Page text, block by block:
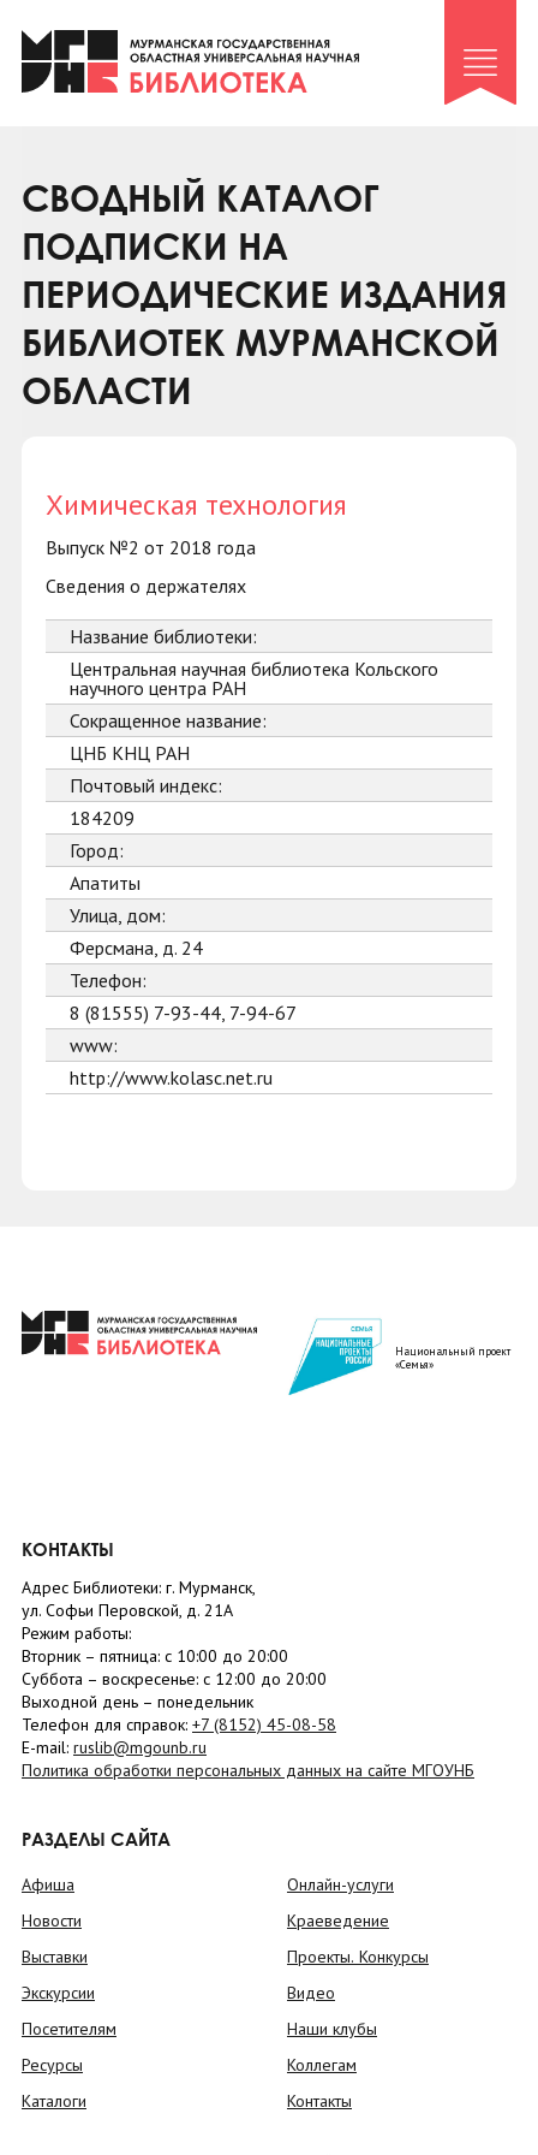
Клуб «Гиря и сельдерей»
Клуб «Семейный архив»
Коллегам
Контакты
СВОДНЫЙ КАТАЛОГ
ПОДПИСКИ НА
ПЕРИОДИЧЕСКИЕ ИЗДАНИЯ
БИБЛИОТЕК МУРМАНСКОЙ
ОБЛАСТИ
Химическая технология
Выпуск №2 от 2018 года
Сведения о держателях
Название библиотеки:
Центральная научная библиотека Кольского
научного центра РАН
Сокращенное название:
ЦНБ КНЦ РАН
Почтовый индекс:
184209
Город:
Апатиты
Улица, дом:
Ферсмана, д. 24
Телефон:
8 (81555) 7-93-44, 7-94-67
www:
http://www.kolasc.net.ru
Национальный проект
«Семья»
КОНТАКТЫ
Адрес Библиотеки: г. Мурманск,
ул. Софьи Перовской, д. 21А
Режим работы:
Вторник – пятница: с 10:00 до 20:00
Суббота – воскресенье: c 12:00 до 20:00
Выходной день – понедельник
Телефон для справок: +7 (8152) 45-08-58
E-mail: ruslib@mgounb.ru
Политика обработки персональных данных на сайте МГОУНБ
РАЗДЕЛЫ САЙТА
Афиша
Новости
Выставки
Экскурсии
Посетителям
Ресурсы
Каталоги
Онлайн-услуги
Краеведение
Проекты. Конкурсы
Видео
Наши клубы
Коллегам
Контакты